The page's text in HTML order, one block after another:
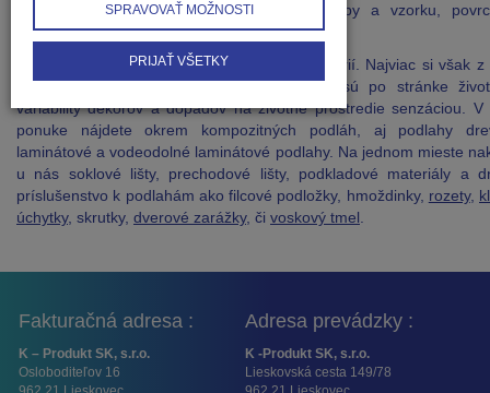
podlaha vyrobená a výberom dekoru - farby a vzorku,
štruktúry podlahy.
Ponúkame podlahy všetkých cenových kategórií. Najviac si však z
ponuky ceníme kompozitné podlahy, ktoré sú po stránke
variability dekorov a dopadov na životné prostredie senzáciou. V
ponuke nájdete okrem kompozitných podláh, aj podlahy
laminátové a vodeodolné laminátové podlahy. Na jednom mieste
u nás soklové lišty, prechodové lišty, podkladové materiály a
príslušenstvo k podlahám ako filcové podložky, hmoždinky, rozety,
úchytky, skrutky, dverové zarážky, či voskový tmel
Fakturačná adresa :
K – Produkt SK, s.r.o.
Osloboditeľov 16
Adresa prevádzky :
K -Produkt SK, s.r.o.
Lieskovská cesta 149/78
SPRAVOVAŤ MOŽNOSTI
PRIJAŤ VŠETKY